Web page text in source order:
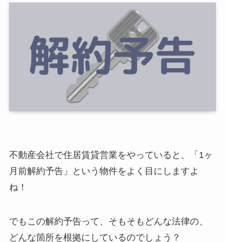
不動産会社で住居賃貸営業をやっていると、「1ヶ
月前解約予告」という物件をよく目にしますよ
ね！
でもこの解約予告って、そもそもどんな法律の、
どんな箇所を根拠にしているのでしょう？